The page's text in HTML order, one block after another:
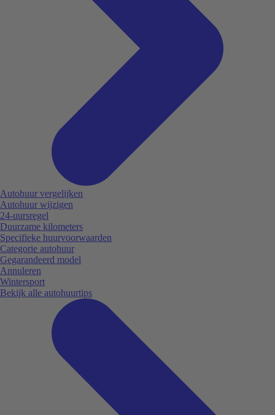
Autohuur vergelijken
Autohuur wijzigen
24-uursregel
Duurzame kilometers
Specifieke huurvoorwaarden
Categorie autohuur
Gegarandeerd model
Annuleren
Wintersport
Bekijk alle autohuurtips